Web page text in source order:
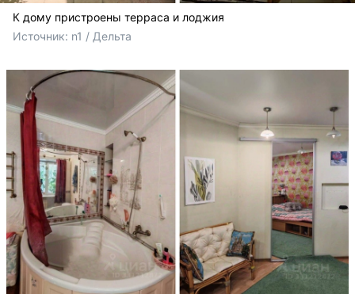
К дому пристроены терраса и лоджия
Источник: n1 / Дельта